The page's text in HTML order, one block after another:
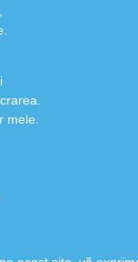
mele.
am